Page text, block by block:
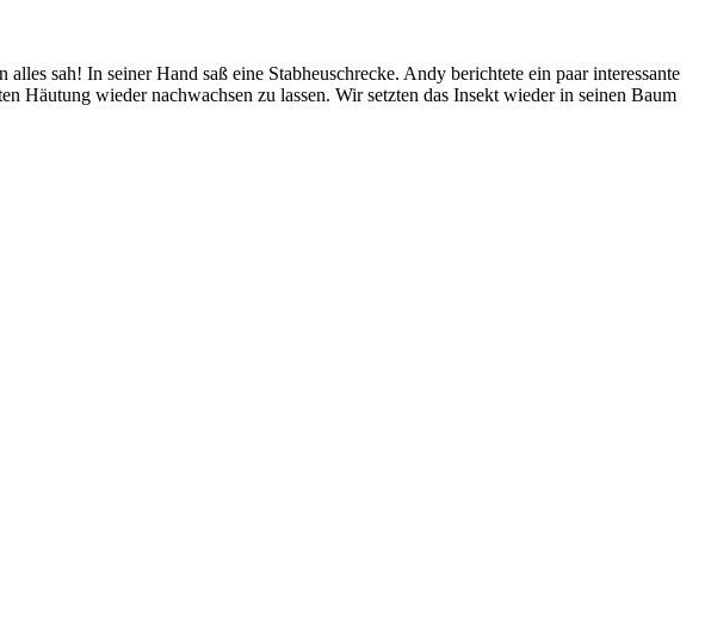
sah! In seiner Hand saß eine Stabheuschrecke. Andy berichtete ein paar interessante
Häutung wieder nachwachsen zu lassen. Wir setzten das Insekt wieder in seinen Baum